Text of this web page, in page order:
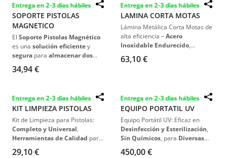
Entrega en 2-3 días hábiles
SOPORTE PISTOLAS
MAGNETICO
El Soporte Pistolas Magnético
es una solución eficientey
segura para almacenar dos
pistolas de
Fabricado en
imanes que facilitan su
instalación y movilidad dentro
de la cabina de pulverización
34,94 €
Entrega en 2-3 días hábiles
LAMINA CORTA MOTAS
Lámina Metálica Corta Motas de
alta eficiencia –Acero
Inoxidable Endurecido,
Rectificación Perfecta
Especializado para
63,10 €
Entrega en 2-3 días hábiles
KIT LIMPIEZA PISTOLAS
Kit de Limpieza para Pistolas:
Completo y Universal,
Herramientas de Calidad para
Mantenimiento Efectivo
29,10 €
Entrega en 2-3 días hábiles
EQUIPO PORTATIL UV
Equipo Portátil UV: Eficaz en
Desinfección y Esterilización,
Sin Químicos, para Diversas
Aplicaciones
450,00 €